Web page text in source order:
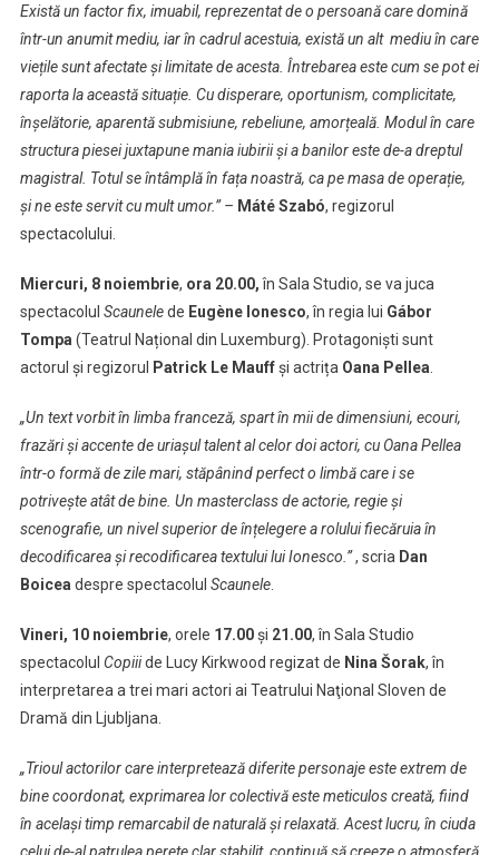
Există un factor fix, imuabil, reprezentat de o persoană care domină
într-un anumit mediu, iar în cadrul acestuia, există un alt mediu în care
viețile sunt afectate și limitate de acesta. Întrebarea este cum se pot ei
raporta la această situație. Cu disperare, oportunism, complicitate,
înșelătorie, aparentă submisiune, rebeliune, amorțeală. Modul în care
structura piesei juxtapune mania iubirii și a banilor este de-a dreptul
magistral. Totul se întâmplă în fața noastră, ca pe masa de operație,
și ne este servit cu mult umor.” – Máté Szabó, regizorul
spectacolului.
Miercuri, 8 noiembrie, ora 20.00,în Sala Studio, se va juca
spectacolul Scaunelede Eugène Ionesco, în regia lui Gábor
Tompa(Teatrul Național din Luxemburg). Protagoniști sunt
actorul și regizorul
Patrick Le Mauffși actrița Oana Pellea.
„Un text vorbit în limba franceză, spart în mii de dimensiuni, ecouri,
frazări și accente de uriașul talent al celor doi actori, cu Oana Pellea
într-o formă de zile mari, stăpânind perfect o limbă care i se
potrivește atât de bine. Un masterclass de actorie, regie și
scenografie, un nivel superior de înțelegere a rolului fiecăruia în
decodificarea și recodificarea textului lui Ionesco.”, scria Dan
Boiceadespre spectacolul Scaunele.
Vineri, 10 noiembrie, orele 17.00și 21.00, în Sala Studio
spectacolul Copiiide Lucy Kirkwood regizat de Nina Šorak, în
interpretarea a trei mari actori ai Teatrului Naţional Sloven de
Dramă din Ljubljana.
„Trioul actorilor care interpretează diferite personaje este extrem de
bine coordonat, exprimarea lor colectivă este meticulos creată, fiind
în același timp remarcabil de naturală și relaxată. Acest lucru, în ciuda